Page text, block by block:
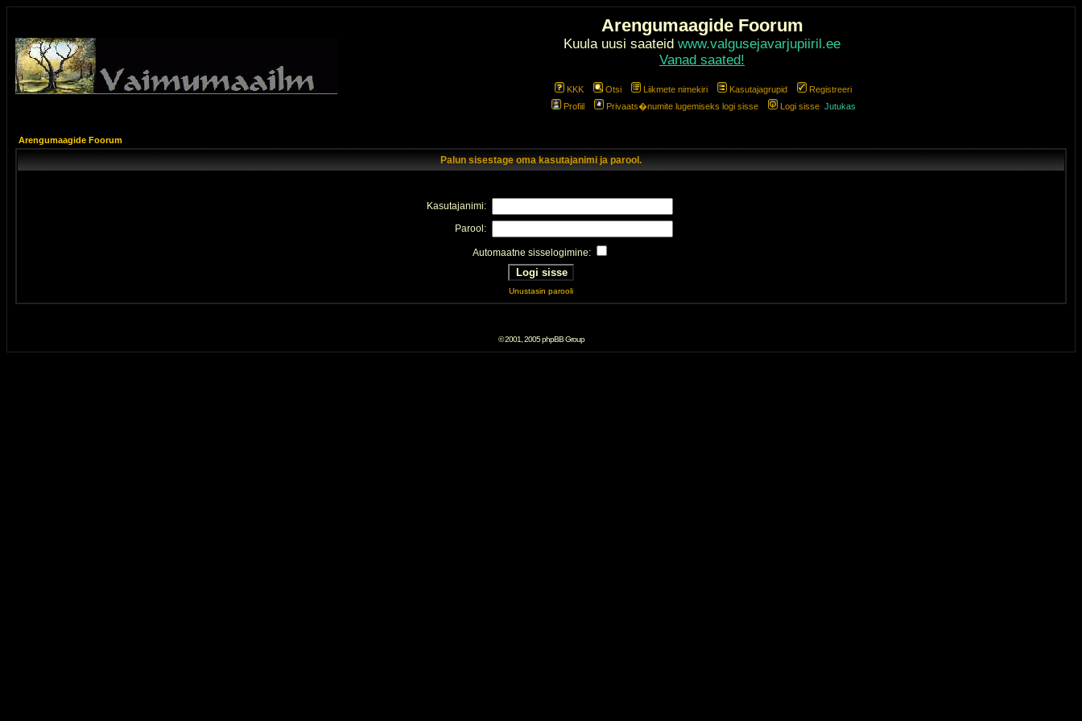
Arengumaagide Foorum
Kuula uusi saateid www.valgusejavarjupiiril.ee
Vanad saated!
KKK Otsi Liikmete nimekiri Kasutajagrupid
Registreeri
Profiil
Privaats�numite lugemiseks logi sisse Logi sisse Jutukas
Arengumaagide Foorum
Palun sisestage oma kasutajanimi ja parool.
Kasutajanimi:
Parool:
Automaatne sisselogimine:
Unustasin parooli
© 2001, 2005 phpBB Group